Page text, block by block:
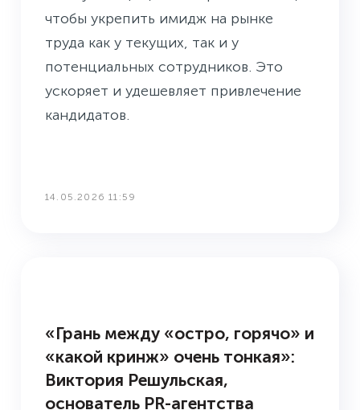
чтобы укрепить имидж на рынке
труда как у текущих, так и у
потенциальных сотрудников. Это
ускоряет и удешевляет привлечение
кандидатов.
14.05.2026 11:59
«Грань между «остро, горячо» и
«какой кринж» очень тонкая»:
Виктория Решульская,
основатель PR-агентства